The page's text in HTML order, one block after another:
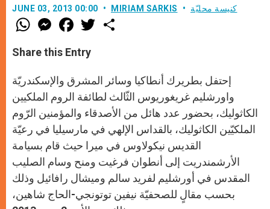
JUNE 03, 2013 00:00 MIRIAM SARKIS كنيسة محليّة
W
h
t
s
p
p
M
e
s
e
g
e
r
F
a
e
b
k
w
r
Share this Entry
إحتفل بطريرك أنطاكيا وسائر المشرق والإسكندريّة
واورشليم غريغوريوس الثّالث لطائفة الروم الملكيين
الكاثوليك، بحضور عدد هائل من الأصدقاء والمؤمنين الرّوم
الملكيّين الكاثوليك، بالقداس الإلهي في مارسيليا في رعيّة
القديس نيكولاوس في ميرا حيث قام بسيامة
الأرشمندريت إلى أنطوان فرغيت ومنح وسام الصليب
المقدس في أورشليم لفريد سالم وميشال رافائيل وذلك
بحسب مقالٍ للصحفيّة نيفين توتونجي-الحاج شاهين،